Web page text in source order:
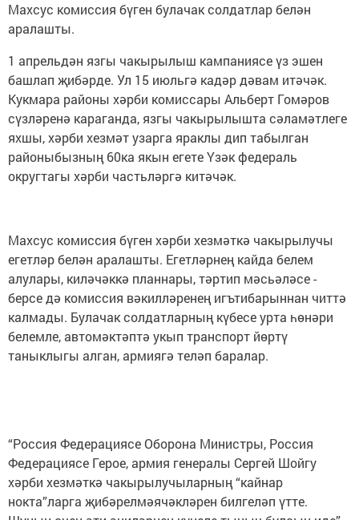
Махсус комиссия бүген булачак солдатлар белән
аралашты.
1 апрельдән язгы чакырылыш кампаниясе үз эшен
башлап җибәрде. Ул 15 июльгә кадәр дәвам итәчәк.
Кукмара районы хәрби комиссары Альберт Гомәров
сүзләренә караганда, язгы чакырылышта сәламәтлеге
яхшы, хәрби хезмәт узарга яраклы дип табылган
районыбызның 60ка якын егете Үзәк федераль
округтагы хәрби частьләргә китәчәк.
Махсус комиссия бүген хәрби хезмәткә чакырылучы
егетләр белән аралашты. Егетләрнең кайда белем
алулары, киләчәккә планнары, тәртип мәсьәләсе -
берсе дә комиссия вәкилләренең игътибарыннан читтә
калмады. Булачак солдатларның күбесе урта һөнәри
белемле, автомәктәптә укып транспорт йөртү
таныклыгы алган, армиягә теләп баралар.
“Россия Федерациясе Оборона Министры, Россия
Федерациясе Герое, армия генералы Сергей Шойгу
хәрби хезмәткә чакырылучыларның “кайнар
нокта”ларга җибәрелмәячәкләрен билгеләп үтте.